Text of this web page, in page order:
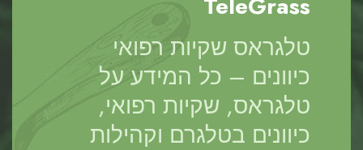
טלגראס שקיות רפואי
כיוונים – כל המידע על
טלגראס, שקיות רפואי,
כיוונים בטלגרם וקהילות